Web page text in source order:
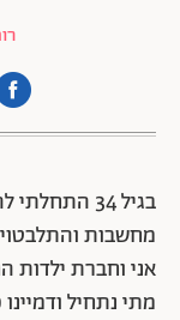
בגיל 34
מחשבות
אני וחברת ילדות
מתי נתחיל